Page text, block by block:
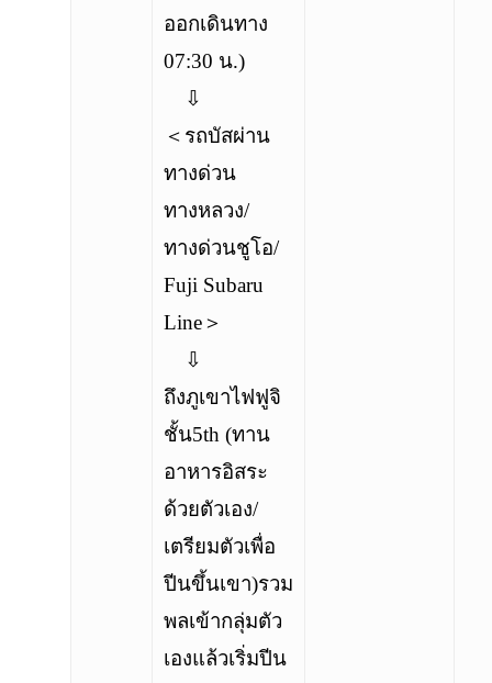
ออกเดินทาง
07:30 น.)
⇩
＜รถบัสผ่าน
ทางด่วน
ทางหลวง/
ทางด่วนชูโอ/
Fuji Subaru
Line＞
⇩
ถึงภูเขาไฟฟูจิ
ชั้น5th (ทาน
อาหารอิสระ
ด้วยตัวเอง/
เตรียมตัวเพื่อ
ปีนขึ้นเขา)รวม
พลเข้ากลุ่มตัว
เองแล้วเริ่มปีน